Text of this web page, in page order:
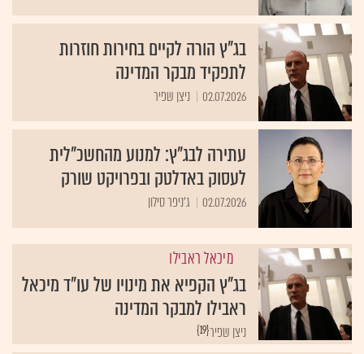
בג"ץ הורה לקיים בחירות חוזרות
לתפקיד מבקר המדינה
02.07.2026 ניצן שפיר
עתירה לבג"ץ: למנוע מהחשכ"לית
לעסוק באדלטק ובפרויקט שורק
02.07.2026 ג'ניפר סילון
מיכאל ראבילו
בג"ץ הקפיא את מינויו של עו"ד מיכאל
ראבילו למבקר המדינה
{19}ניצן שפיר